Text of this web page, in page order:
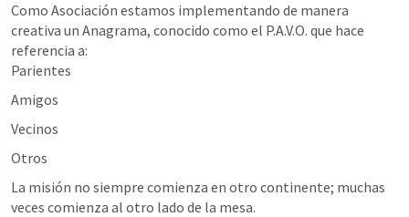
Como Asociación estamos implementando de manera
creativa un Anagrama, conocido como el P.A.V.O. que hace
referencia a:
Parientes
Amigos
Vecinos
Otros
La misión no siempre comienza en otro continente; muchas
veces comienza al otro lado de la mesa.